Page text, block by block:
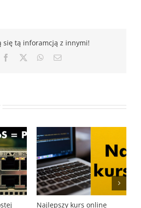
się tą inforamcją z innymi!
Facebook WhatsApp
Email
6.0 –
Diagnostyka